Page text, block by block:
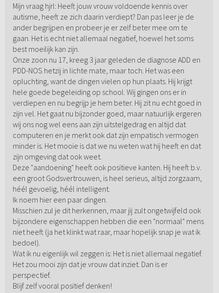
Mijn vraag hjrl: Heeft jouw vrouw voldoende kennis over
autisme, heeft ze zich daarin verdiept? Dan pas leer je de
ander begrijpen en probeer je er zelf beter mee om te
gaan. Het is echt niet allemaal negatief, hoewel het soms
best moeilijk kan zijn.
Onze zoon nu 17, kreeg 3 jaar geleden de diagnose ADD en
PDD-NOS hetzij in lichte mate, maar toch. Het was een
opluchting, want de dingen vielen op hun plaats. Hij krijgt
hele goede begeleiding op school. Wij gingen ons er in
verdiepen en nu begrijp je hem beter. Hij zit nu echt goed in
zijn vel. Het gaat nu bijzonder goed, maar natuurlijk ergeren
wij ons nog wel eens aan zijn uitstelgedrag en altijd dat
computeren en je merkt ook dat zijn empatisch vermogen
minder is. Het mooie is dat we nu weten wat hij heeft en dat
zijn omgeving dat ook weet.
Deze "aandoening" heeft ook positieve kanten. Hij heeft b.v.
een groot Godsvertrouwen, is heel serieus, altijd zorgzaam,
héél gevoelig, héél intelligent.
Ik noem hier een paar dingen.
Misschien zul je dit herkennen, maar jij zult ongetwijfeld ook
bijzondere eigenschappen hebben die een "normaal" mens
niet heeft (ja het klinkt wat raar, maar hopelijk snap je wat ik
bedoel).
Wat ik nu eigenlijk wil zeggen is: Het is niet allemaal negatief.
Het zou mooi zijn dat je vrouw dat inziet. Dan is er
perspectief.
Blijf zelf vooral positief denken!